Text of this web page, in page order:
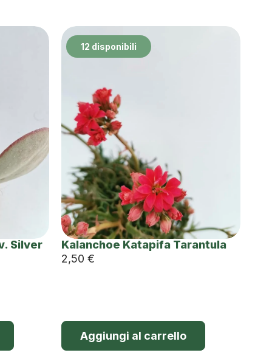
Silver
12 disponibili
Kalanchoe Katapifa Tarantula
2,50 €
Aggiungi al carrello